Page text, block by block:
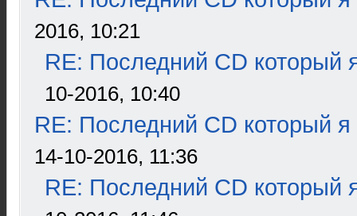
2016, 10:21
RE: Последний CD который
10-2016, 10:40
RE: Последний CD который я
14-10-2016, 11:36
RE: Последний CD который